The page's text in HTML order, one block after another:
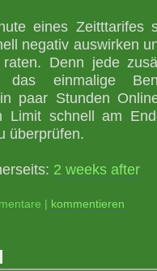
eines Zeitttarifes
negativ auswirken
Denn jede
einmalige
paar Stunden
Limit schnell am
überprüfen.
2 weeks after
| kommentieren